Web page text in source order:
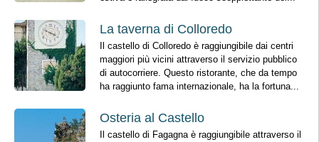
La taverna di Colloredo
Il castello di Colloredo è raggiungibile dai centri
maggiori più vicini attraverso il servizio pubblico
di autocorriere. Questo ristorante, che da tempo
ha raggiunto fama internazionale, ha la fortuna...
Osteria al Castello
Il castello di Fagagna è raggiungibile attraverso il